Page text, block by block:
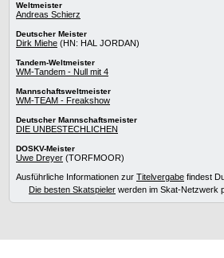
Weltmeister
Andreas Schierz
Deutscher Meister
Dirk Miehe (HN: HAL JORDAN)
Tandem-Weltmeister
WM-Tandem - Null mit 4
Mannschaftsweltmeister
WM-TEAM - Freakshow
Deutscher Mannschaftsmeister
DIE UNBESTECHLICHEN
DOSKV-Meister
Uwe Dreyer (TORFMOOR)
Ausführliche Informationen zur Titelvergabe findest
Die besten Skatspieler werden im Skat-Netzwerk